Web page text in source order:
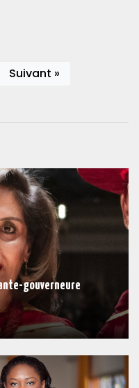
Suivant »
gouverneure